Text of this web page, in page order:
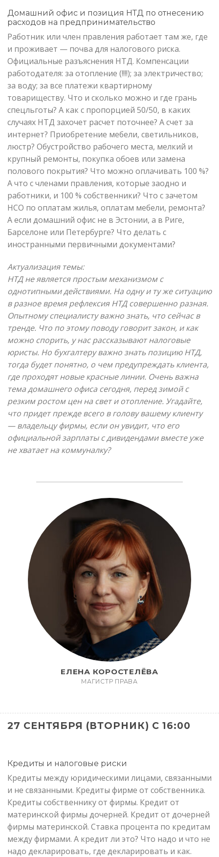
Домашний офис и позиция НТД по отнесению
расходов на предпринимательство
Работник или член правления работает там же, где
и проживает — почва для налогового риска.
Официальные разъяснения НТД. Компенсации
работодателя: за отопление (!!!!); за электричество;
за воду; за все платежи квартирному
товариществу. Что и сколько можно и где грань
спецльготы? А как с пропорцией 50/50, в каких
случаях НТД захочет расчет поточнее? А счет за
интернет? Приобретение мебели, светильников,
люстр? Обустройство рабочего места, мелкий и
крупный ремонты, покупка обоев или замена
полового покрытия? Что можно оплачивать 100 %?
А что с членами правления, которые заодно и
работники, и 100 % собственники? Что с зачетом
НСО по оплатам жилья, оплатам мебели, ремонта?
А если домашний офис не в Эстонии, а в Риге,
Барселоне или Петербурге? Что делать с
иностранными первичными документами?
Актуализация темы:
НТД не является простым механизмом с
однотипными действиями. На одну и ту же ситуацию
в разное время рефлексия НТД совершенно разная.
Опытному специалисту важно знать, что сейчас в
тренде. Что по этому поводу говорит закон, и как
можно спорить, у нас рассказывают налоговые
юристы. Но бухгалтеру важно знать позицию НТД,
тогда будет понятно, о чем предупреждать клиента,
где проходят новые красные линии. Очень важна
тема домашнего офиса сегодня, перед зимой с
резким ростом цен на свет и отопление. Угадайте,
что придет прежде всего в голову вашему клиенту
— владельцу фирмы, если он увидит, что его
официальной зарплаты с дивидендами вместе уже
не хватает на коммуналку?
ЕЛЕНА КОРОСТЕЛЁВА
МАГИСТР ПРАВА
27 СЕНТЯБРЯ (ВТОРНИК) С 16:00
Кредиты и налоговые риски
Кредиты между юридическими лицами, связанными
и не связанными. Кредиты фирме от собственника.
Кредиты собственнику от фирмы. Кредит от
материнской фирмы дочерней. Кредит от дочерней
фирмы материнской. Ставка процента по кредитам
между фирмами. А кредит ли это? Что надо и что не
надо декларировать, где декларировать и как.